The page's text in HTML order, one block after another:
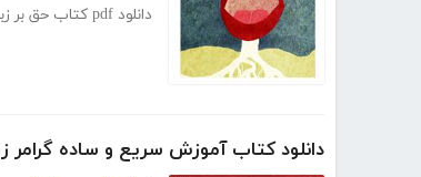
دانلود pdf کتاب حق بر زبان مادری
دانلود کتاب آموزش سریع و ساده گرامر